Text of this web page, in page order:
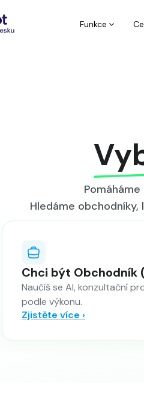
Funkce
Hledáme
Chci být Obchodník
Naučíš se AI, konzultační
podle výkonu.
Zjistěte více ›